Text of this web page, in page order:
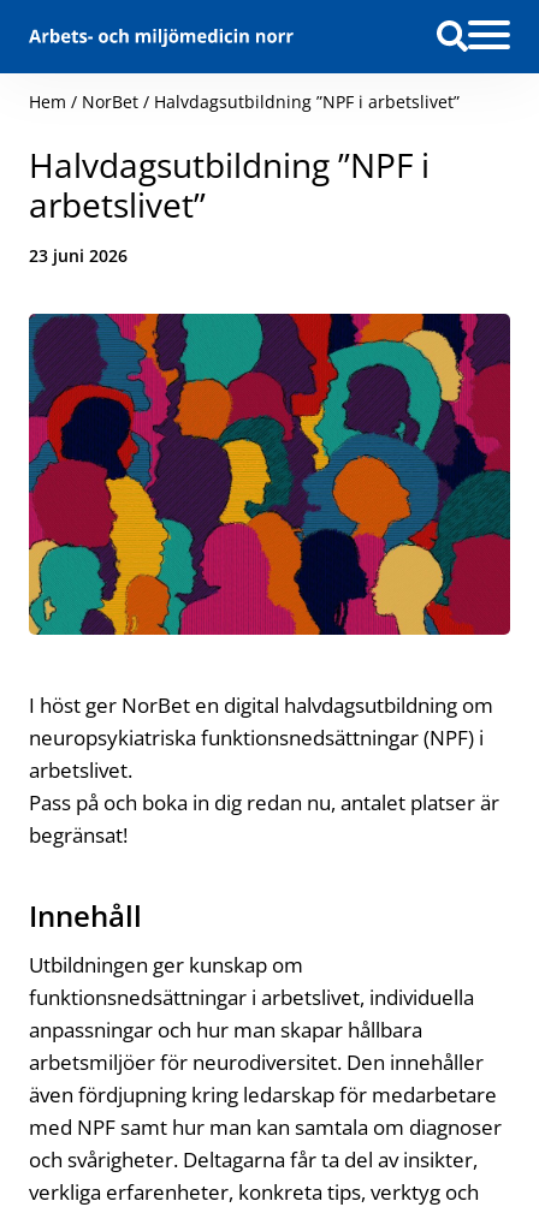
Hem / NorBet / Halvdagsutbildning ”NPF i arbetslivet”
Halvdagsutbildning ”NPF i
arbetslivet”
Datum:
23 juni 2026
I höst ger NorBet en digital halvdagsutbildning om
neuropsykiatriska funktionsnedsättningar (NPF) i
arbetslivet.
Pass på och boka in dig redan nu, antalet platser är
begränsat!
Innehåll
Utbildningen ger kunskap om
funktionsnedsättningar i arbetslivet, individuella
anpassningar och hur man skapar hållbara
arbetsmiljöer för neurodiversitet. Den innehåller
även fördjupning kring ledarskap för medarbetare
med NPF samt hur man kan samtala om diagnoser
och svårigheter. Deltagarna får ta del av insikter,
verkliga erfarenheter, konkreta tips, verktyg och